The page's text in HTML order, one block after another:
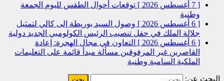
[ 7 أغسطس 2026 ]
توقعات أحوال الطقس لليوم الجمعة
وطنية
[ 6 أغسطس 2026 ]
وصول السيد بوريطة إلى كالي لتمثيل
جلالة الملك في حفل تنصيب الرئيس الكولومبي الجديد دولية
[ 6 أغسطس 2026 ]
التعاون في مجال الهجرة: إعادة
القاصرين غير المرفوقين مسألة مبدأ قائمة على التعليمات
الملكية السامية وطنية
البحث عن: